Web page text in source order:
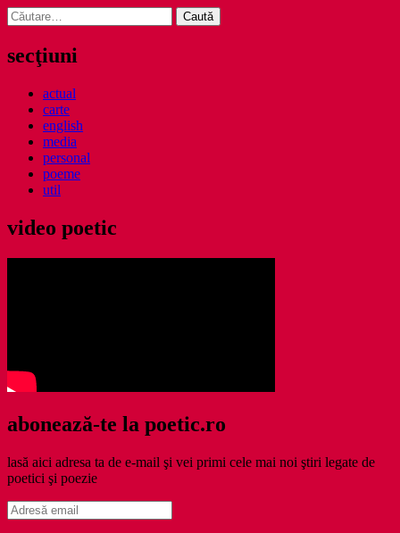
Caută
după:
secţiuni
actual
carte
english
media
personal
poeme
util
video poetic
abonează-te la poetic.ro
lasă aici adresa ta de e-mail şi vei primi cele mai noi ştiri legate de
poetici şi poezie
Adresă
email